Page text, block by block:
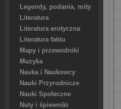
Legendy, podania, mity
Literatura
Literatura erotyczna
Literatura faktu
Mapy i przewodniki
Muzyka
Nauka i Naukowcy
Nauki Przyrodnicze
Nauki Społeczne
Nuty i śpiewniki